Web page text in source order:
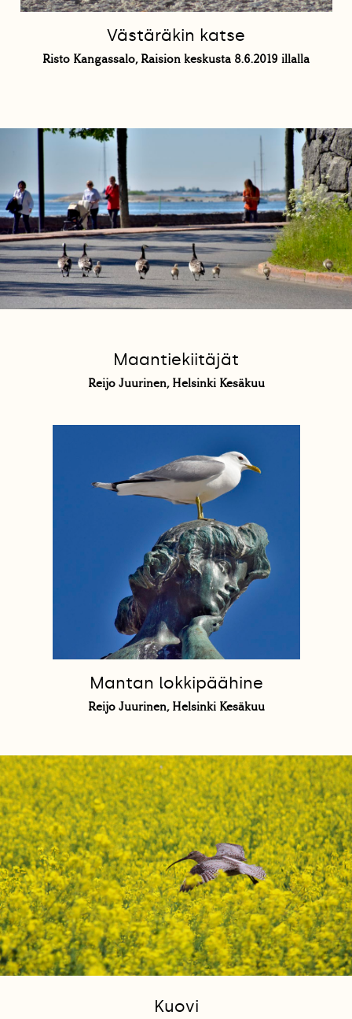
Västäräkin katse
Risto Kangassalo, Raision keskusta 8.6.2019 illalla
Maantiekiitäjät
Reijo Juurinen, Helsinki Kesäkuu
Mantan lokkipäähine
Reijo Juurinen, Helsinki Kesäkuu
Kuovi